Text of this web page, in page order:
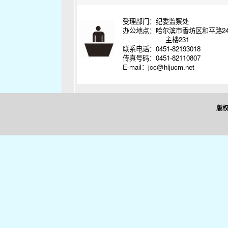
受理部门：纪委监察处
办公地点：哈尔滨市香坊区和平路
主楼231
联系电话：0451-82193018
传真号码：0451-82110807
E-mail：jcc@hljucm.net
版